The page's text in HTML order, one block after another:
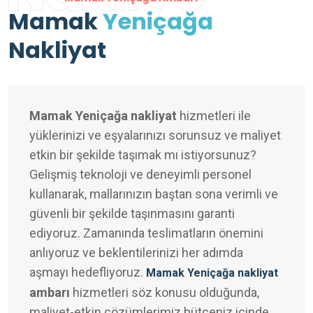
MamakYeniçağa
Nakliyat
Mamak Yeniçağa nakliyat hizmetleri ile
yüklerinizi ve eşyalarınızı sorunsuz ve maliyet
etkin bir şekilde taşımak mı istiyorsunuz?
Gelişmiş teknoloji ve deneyimli personel
kullanarak, mallarınızın baştan sona verimli ve
güvenli bir şekilde taşınmasını garanti
ediyoruz. Zamanında teslimatların önemini
anlıyoruz ve beklentilerinizi her adımda
aşmayı hedefliyoruz. Mamak Yeniçağa nakliyat
ambarı hizmetleri söz konusu olduğunda,